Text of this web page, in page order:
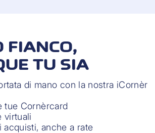
FIANCO,
TU SIA
di mano con la nostra iCornèr
tue Cornèrcard
virtuali
acquisti, anche a rate